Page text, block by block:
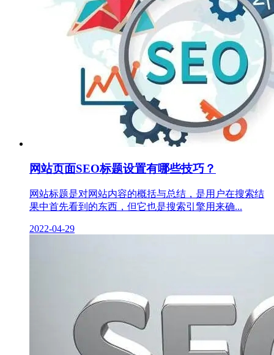
网站页面SEO标题设置有哪些技巧？
网站标题是对网站内容的概括与总结，是用户在搜索结
果中首先看到的东西，但它也是搜索引擎用来确...
2022-04-29